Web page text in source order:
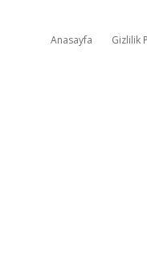
Anasayfa Gizlilik